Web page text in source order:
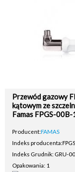
Przewód gazowy
kątowym ze
Famas FPGS-
Producent:FAMAS
Indeks producenta:
Indeks Grudnik: GRU-
Opakowania: 1